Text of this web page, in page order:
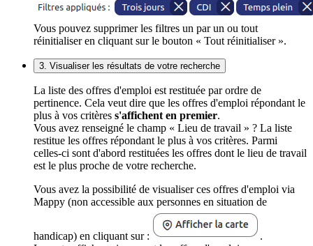
Vous pouvez supprimer les filtres un par un ou tout
réinitialiser en cliquant sur le bouton « Tout réinitialiser ».
3. Visualiser les résultats de votre recherche
La liste des offres d'emploi est restituée par ordre de
pertinence. Cela veut dire que les offres d'emploi répondant le
plus à vos critères s'affichent en premier.
Vous avez renseigné le champ « Lieu de travail » ? La liste
restitue les offres répondant le plus à vos critères. Parmi
celles-ci sont d'abord restituées les offres dont le lieu de travail
est le plus proche de votre recherche.
Vous avez la possibilité de visualiser ces offres d'emploi via
Mappy (non accessible aux personnes en situation de
handicap) en cliquant sur :
.